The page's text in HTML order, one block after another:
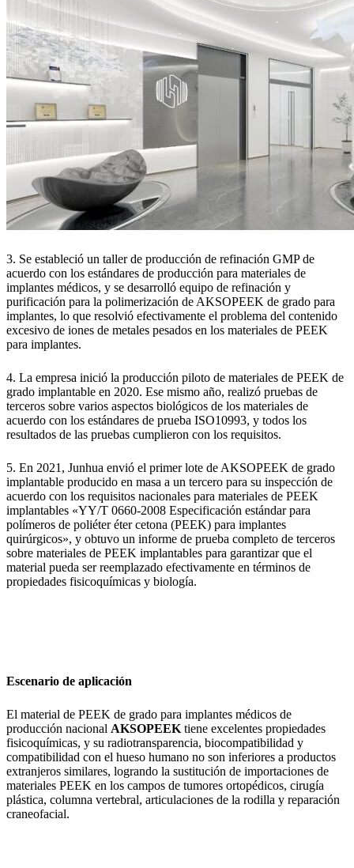
3. Se estableció un taller de producción de refinación GMP de
acuerdo con los estándares de producción para materiales de
implantes médicos, y se desarrolló equipo de refinación y
purificación para la polimerización de AKSOPEEK de grado para
implantes, lo que resolvió efectivamente el problema del contenido
excesivo de iones de metales pesados en los materiales de PEEK
para implantes.
4. La empresa inició la producción piloto de materiales de PEEK de
grado implantable en 2020. Ese mismo año, realizó pruebas de
terceros sobre varios aspectos biológicos de los materiales de
acuerdo con los estándares de prueba ISO10993, y todos los
resultados de las pruebas cumplieron con los requisitos.
5. En 2021, Junhua envió el primer lote de AKSOPEEK de grado
implantable producido en masa a un tercero para su inspección de
acuerdo con los requisitos nacionales para materiales de PEEK
implantables «YY/T 0660-2008 Especificación estándar para
polímeros de poliéter éter cetona (PEEK) para implantes
quirúrgicos», y obtuvo un informe de prueba completo de terceros
sobre materiales de PEEK implantables para garantizar que el
material pueda ser reemplazado efectivamente en términos de
propiedades fisicoquímicas y biología.
Escenario de aplicación
El material de PEEK de grado para implantes médicos de
producción nacional AKSOPEEK tiene excelentes propiedades
fisicoquímicas, y su radiotransparencia, biocompatibilidad y
compatibilidad con el hueso humano no son inferiores a productos
extranjeros similares, logrando la sustitución de importaciones de
materiales PEEK en los campos de tumores ortopédicos, cirugía
plástica, columna vertebral, articulaciones de la rodilla y reparación
craneofacial.